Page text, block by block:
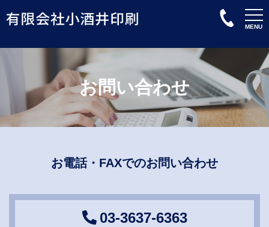
MENU
お問い合わせ
お電話・FAXでのお問い合わせ
03-3637-6363